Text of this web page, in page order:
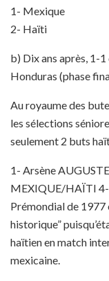
1- Mexique
2- Haïti
b) Dix ans après, 1-
Honduras (phase
Au royaume des
les sélections
seulement 2 buts
1- Arsène
MEXIQUE/HAÏTI 4-
Prémondial de 1977
historique”
haïtien en match
mexicaine.